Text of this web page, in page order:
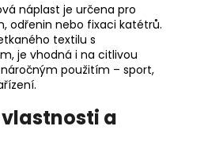
náplast je určena pro
odřenin nebo fixaci katétrů.
textilu s
je vhodná i na citlivou
použitím – sport,
vlastnosti a